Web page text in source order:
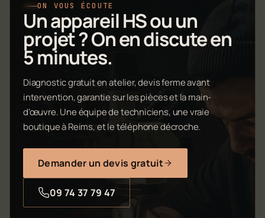
ON VOUS ÉCOUTE
Un appareil HS ou un
projet ? On en discute en
5 minutes.
Diagnostic gratuit en atelier, devis ferme avant
intervention, garantie sur les pièces et la main-
d'œuvre. Une équipe de techniciens, une vraie
boutique à Reims, et le téléphone décroche.
Demander un devis gratuit
09 74 37 79 47